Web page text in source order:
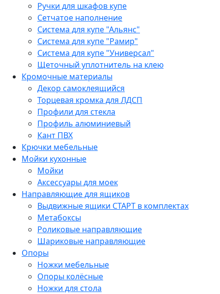
Ручки для шкафов купе
Сетчатое наполнение
Система для купе "Альянс"
Система для купе "Рамир"
Система для купе "Универсал"
Щеточный уплотнитель на клею
Кромочные материалы
Декор самоклеящийся
Торцевая кромка для ЛДСП
Профили для стекла
Профиль алюминиевый
Кант ПВХ
Крючки мебельные
Мойки кухонные
Мойки
Аксессуары для моек
Направляющие для ящиков
Выдвижные ящики СТАРТ в комплектах
Метабоксы
Роликовые направляющие
Шариковые направляющие
Опоры
Ножки мебельные
Опоры колёсные
Ножки для стола